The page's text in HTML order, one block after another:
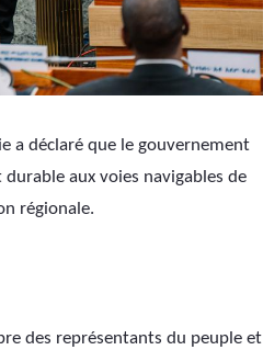
a déclaré que le gouvernement
aux voies navigables de
régionale.
des représentants du peuple et